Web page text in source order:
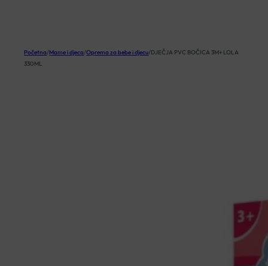
Početna/Mame i djeca/Oprema za bebe i djecu/DJEČJA PVC BOČICA 3M+ LOLA
330ML